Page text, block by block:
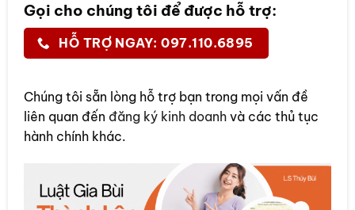
Gọi cho chúng tôi để được hỗ trợ:
HỖ TRỢ NGAY: 097.110.6895
Chúng tôi sẵn lòng hỗ trợ bạn trong mọi vấn đề
liên quan đến đăng ký kinh doanhvà các thủ tục
hành chính khác.